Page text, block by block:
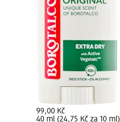
99,00 Kč
40 ml (24,75 Kč za 10 ml)